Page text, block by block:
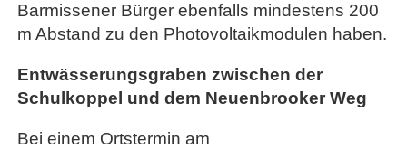
Barmissener Bürger ebenfalls mindestens 200
m Abstand zu den Photovoltaikmodulen haben.
Entwässerungsgraben zwischen der
Schulkoppel und dem Neuenbrooker Weg
Bei einem Ortstermin am